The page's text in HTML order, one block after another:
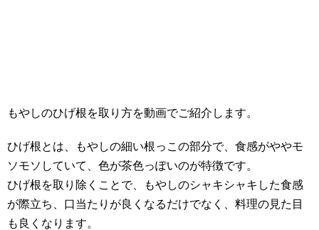
もやしのひげ根を取り方を動画でご紹介します。
ひげ根とは、もやしの細い根っこの部分で、食感がややモ
ソモソしていて、色が茶色っぽいのが特徴です。
ひげ根を取り除くことで、もやしのシャキシャキした食感
が際立ち、口当たりが良くなるだけでなく、料理の見た目
も良くなります。